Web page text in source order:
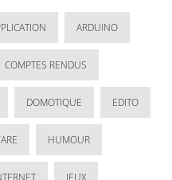
ARDUINO
COMPTES RENDUS
DOMOTIQUE EDITO
HUMOUR